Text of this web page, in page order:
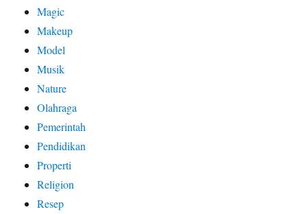
Magic
Makeup
Model
Musik
Nature
Olahraga
Pemerintah
Pendidikan
Properti
Religion
Resep